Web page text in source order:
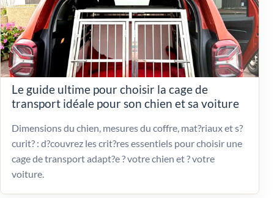
Le guide ultime pour choisir la cage de
transport idéale pour son chien et sa voiture
Dimensions du chien, mesures du coffre, mat?riaux et s?
curit? : d?couvrez les crit?res essentiels pour choisir une
cage de transport adapt?e ? votre chien et ? votre
voiture.